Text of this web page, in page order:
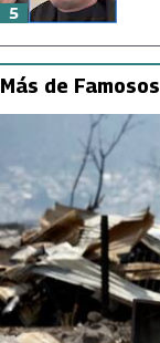
5
Más de Famosos